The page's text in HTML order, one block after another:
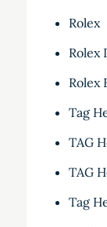
Rolex
Rolex
Rolex
Tag
TAG
TAG
Tag